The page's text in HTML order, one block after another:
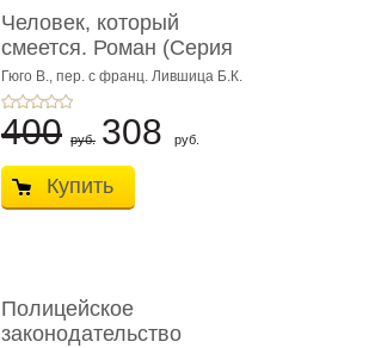
Человек, который
смеется. Роман (Серия
«Роман с ...
Гюго В., пер. с франц. Лившица Б.К.
400 руб. 308 руб.
Купить
Полицейское
законодательство